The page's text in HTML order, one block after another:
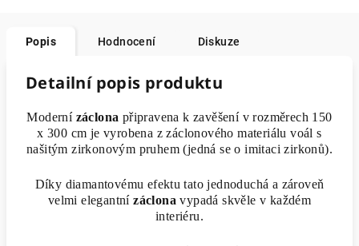
Popis Hodnocení Diskuze
Detailní popis produktu
Moderní záclona připravena k zavěšení v rozměrech 150
x 300 cm je vyrobena z záclonového materiálu voál s
našitým zirkonovým pruhem (jedná se o imitaci zirkonů).
Díky diamantovému efektu tato jednoduchá a zároveň
velmi elegantnízáclona vypadá skvěle v každém
interiéru.